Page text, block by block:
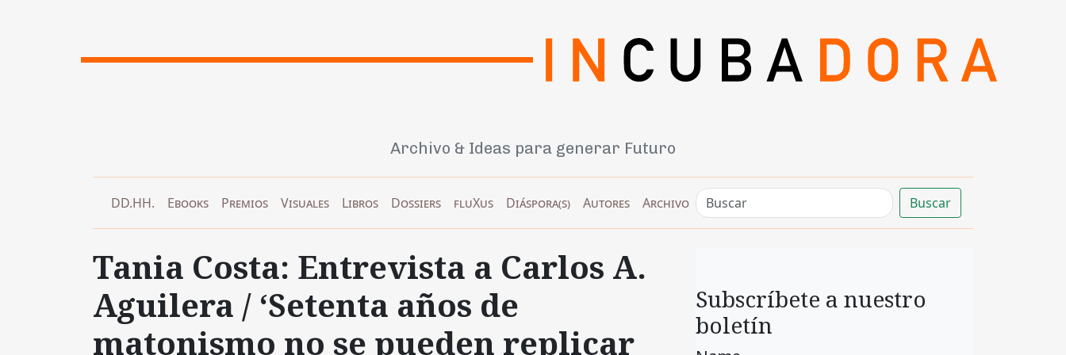
Archivo & Ideas para generar Futuro
DD.HH. Ebooks Premios Visuales Libros Dossiers fluXus Diáspora(s) Autores Archivo Buscar
Tania Costa: Entrevista a Carlos A.
Aguilera / ‘Setenta años de
matonismo no se pueden replicar
Subscríbete a nuestro
boletín